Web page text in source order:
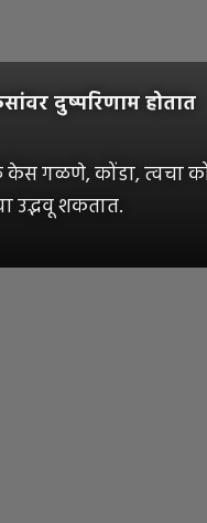
दुष्परिणाम होतात
केस गळणे, कोंडा, त्वचा
उद्भवू शकतात.